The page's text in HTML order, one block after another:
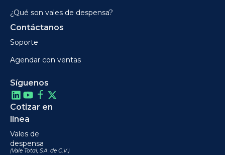
¿Qué son vales de despensa?
Contáctanos
Soporte
Agendar con ventas
Síguenos
Cotizar en
línea
Vales de
despensa
(Vale Total, S.A. de C.V.)